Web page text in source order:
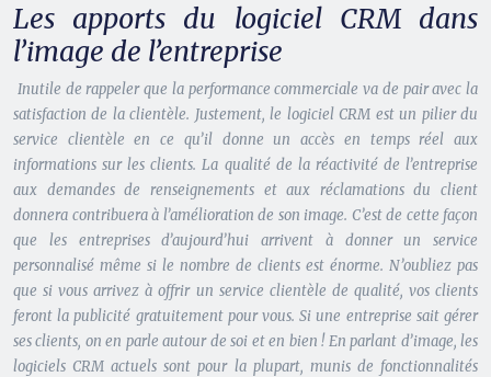
Les apports du logiciel CRM dans
l’image de l’entreprise
Inutile de rappeler que la performance commerciale va de pair avec la
satisfaction de la clientèle. Justement, le logiciel CRM est un pilier du
service clientèle en ce qu’il donne un accès en temps réel aux
informations sur les clients. La qualité de la réactivité de l’entreprise
aux demandes de renseignements et aux réclamations du client
donnera contribuera à l’amélioration de son image. C’est de cette façon
que les entreprises d’aujourd’hui arrivent à donner un service
personnalisé même si le nombre de clients est énorme. N’oubliez pas
que si vous arrivez à offrir un service clientèle de qualité, vos clients
feront la publicité gratuitement pour vous. Si une entreprise sait gérer
ses clients, on en parle autour de soi et en bien ! En parlant d’image, les
logiciels CRM actuels sont pour la plupart, munis de fonctionnalités